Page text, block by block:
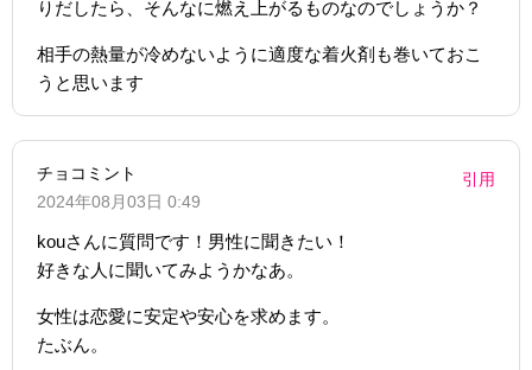
りだしたら、そんなに燃え上がるものなのでしょうか？
相手の熱量が冷めないように適度な着火剤も巻いておこ
うと思います
チョコミント
2024年08月03日 0:49
引用
kouさんに質問です！男性に聞きたい！
好きな人に聞いてみようかなあ。
女性は恋愛に安定や安心を求めます。
たぶん。